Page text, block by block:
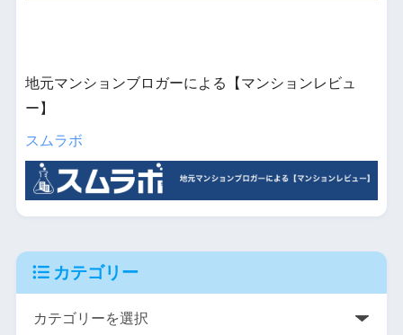
地元マンションブロガーによる【マンションレビュ
ー】
スムラボ
カテゴリー